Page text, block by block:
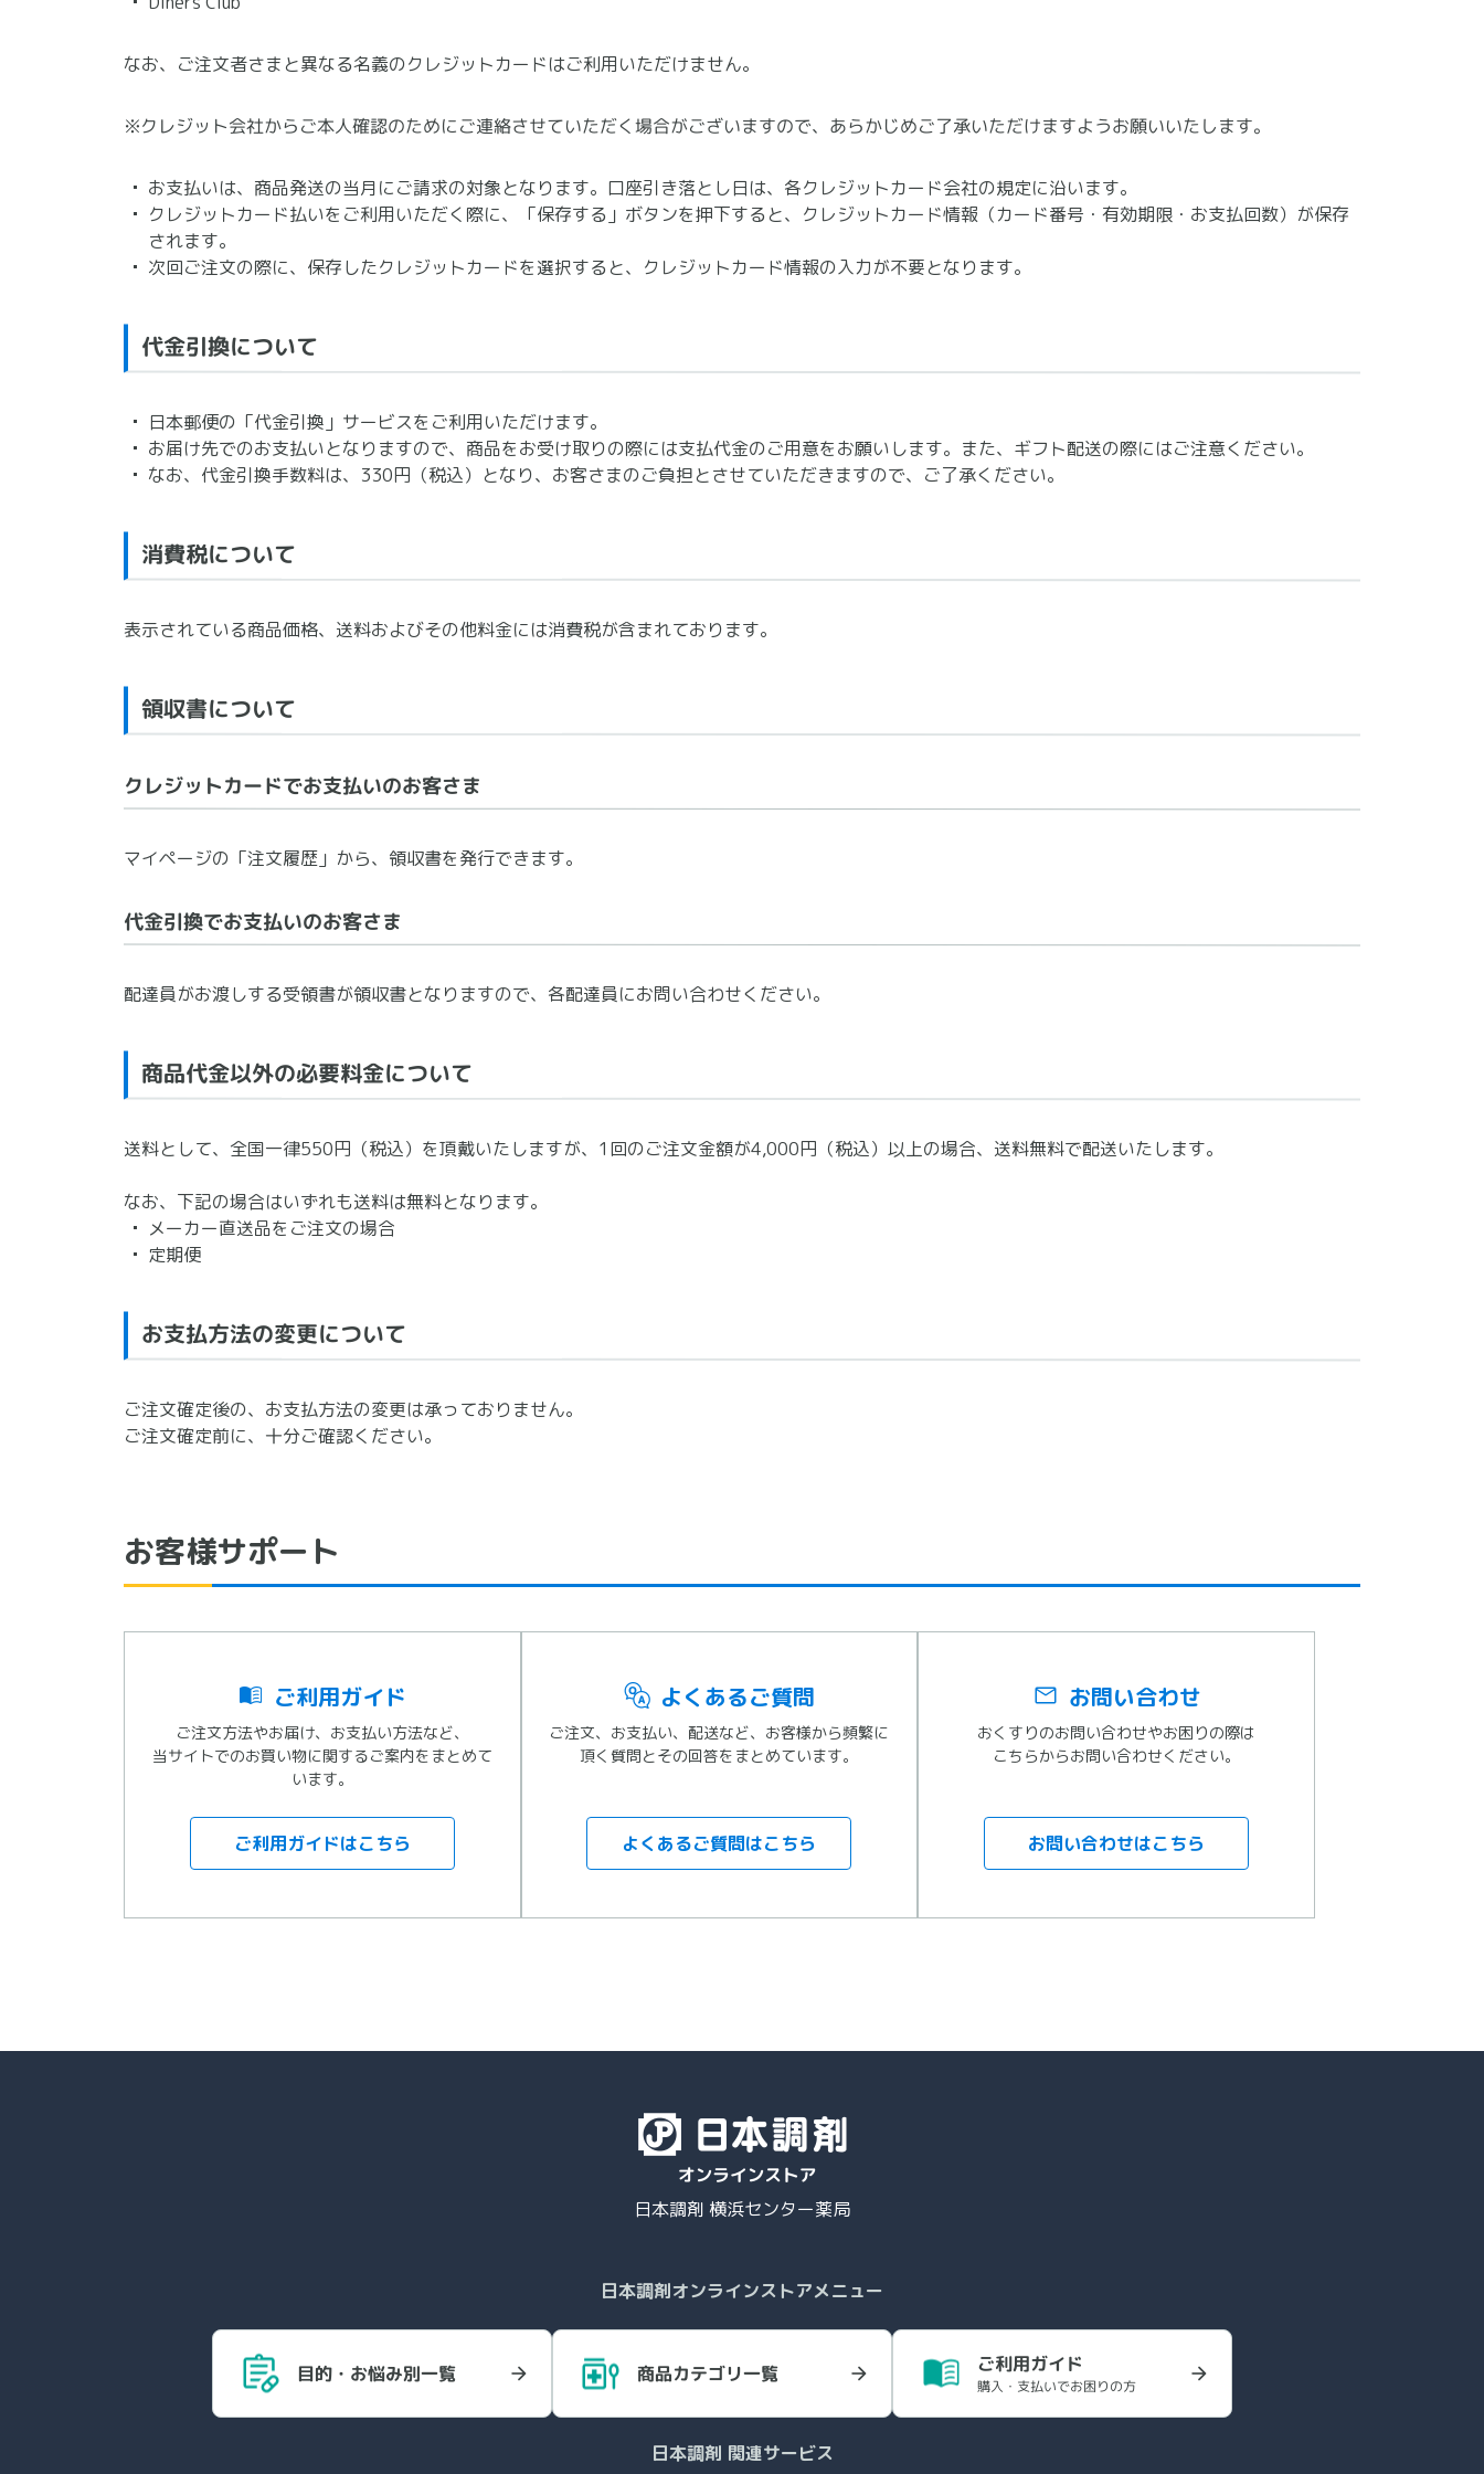
なお、ご注文者さまと異なる名義のクレジットカードはご利用いただけません。
クレジット会社からご本人確認のためにご連絡させていただく場合がございますので、あらかじめご了承いただけますようお願いいたします。
お支払いは、商品発送の当月にご請求の対象となります。口座引き落とし日は、各クレジットカード会社の規定に沿います。
クレジットカード払いをご利用いただく際に、「保存する」ボタンを押下すると、クレジットカード情報（カード番号・有効期限・お支払回数）が保存
されます。
次回ご注文の際に、保存したクレジットカードを選択すると、クレジットカード情報の入力が不要となります。
代金引換について
日本郵便の「代金引換」サービスをご利用いただけます。
お届け先でのお支払いとなりますので、商品をお受け取りの際には支払代金のご用意をお願いします。また、ギフト配送の際にはご注意ください。
なお、代金引換手数料は、330円（税込）となり、お客さまのご負担とさせていただきますので、ご了承ください。
消費税について
表示されている商品価格、送料およびその他料金には消費税が含まれております。
領収書について
クレジットカードでお支払いのお客さま
マイページの「注文履歴」から、領収書を発行できます。
代金引換でお支払いのお客さま
配達員がお渡しする受領書が領収書となりますので、各配達員にお問い合わせください。
商品代金以外の必要料金について
送料として、全国一律550円（税込）を頂戴いたしますが、1回のご注文金額が4,000円（税込）以上の場合、送料無料で配送いたします。
なお、下記の場合はいずれも送料は無料となります。
メーカー直送品をご注文の場合
定期便
お支払方法の変更について
ご注文確定後の、お支払方法の変更は承っておりません。
ご注文確定前に、十分ご確認ください。
お客様サポート
ご利用ガイド
ご注文方法やお届け、お支払い方法など、
当サイトでのお買い物に関するご案内をまとめて
います。
ご利用ガイドはこちら
よくあるご質問
ご注文、お支払い、配送など、お客様から頻繁に
頂く質問とその回答をまとめています。
よくあるご質問はこちら
お問い合わせ
おくすりのお問い合わせやお困りの際は
こちらからお問い合わせください。
お問い合わせはこちら
日本調剤 横浜センター薬局
日本調剤オンラインストアメニュー
目的・お悩み別一覧 商品カテゴリ一覧 ご利用ガイド
購入・支払いでお困りの方
日本調剤 関連サービス